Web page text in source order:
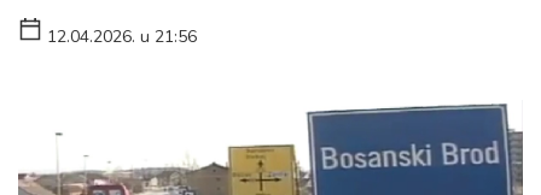
12.04.2026. u 21:56